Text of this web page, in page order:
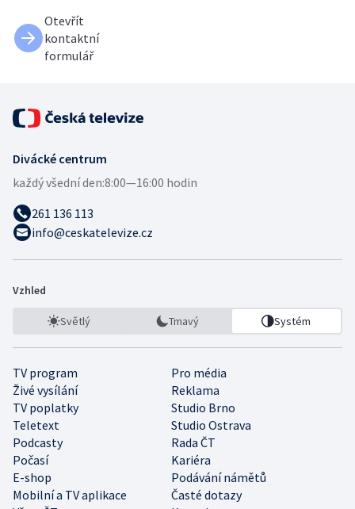
Otevřít
kontaktní
formulář
Divácké centrum
každý všední den:8:00—16:00 hodin
261 136 113
info@ceskatelevize.cz
Vzhled
Světlý Tmavý Systém
TV program
Pro média
Živé vysílání
Reklama
TV poplatky
Studio Brno
Teletext
Studio Ostrava
Podcasty
Rada ČT
Počasí
Kariéra
E-shop
Podávání námětů
Mobilní a TV aplikace
Časté dotazy